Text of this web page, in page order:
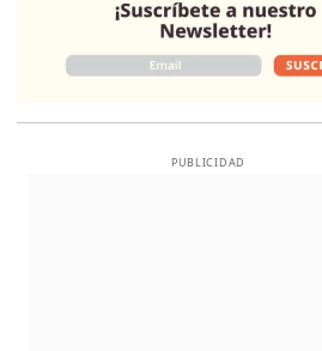
PUBLICIDAD